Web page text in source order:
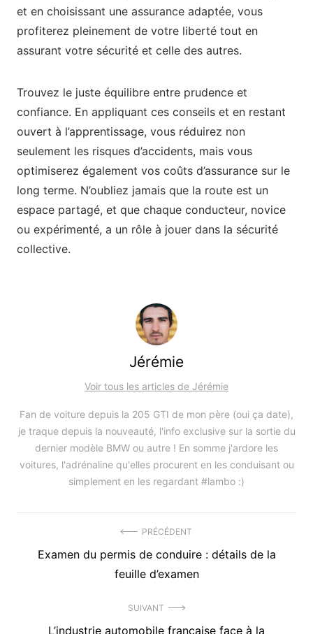
et en choisissant une assurance adaptée, vous
profiterez pleinement de votre liberté tout en
assurant votre sécurité et celle des autres.
Trouvez le juste équilibre entre prudence et
confiance. En appliquant ces conseils et en restant
ouvert à l’apprentissage, vous réduirez non
seulement les risques d’accidents, mais vous
optimiserez également vos coûts d’assurance sur le
long terme. N’oubliez jamais que la route est un
espace partagé, et que chaque conducteur, novice
ou expérimenté, a un rôle à jouer dans la sécurité
collective.
Jérémie
Voir tous les articles de Jérémie
Fan de voiture depuis la 205 GTI de mon père (oui ça date),
je traque depuis la nouveauté, l'info exclusive sur la sortie du
dernier modèle BMW ou autre ! En somme j'ardore les
voitures, l'adrénaline qu'elles procurent en les conduisant ou
simplement en les regardant #lambo :)
PRÉCÉDENT
Précédent
Examen du permis de conduire : détails de la
feuille d’examen
SUIVANT
ArticleL’industrie automobile française face à la